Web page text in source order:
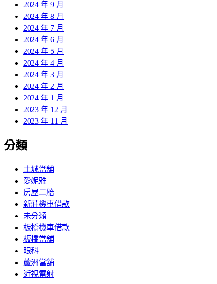
2024 年 9 月
2024 年 8 月
2024 年 7 月
2024 年 6 月
2024 年 5 月
2024 年 4 月
2024 年 3 月
2024 年 2 月
2024 年 1 月
2023 年 12 月
2023 年 11 月
分類
土城當舖
愛妮雅
房屋二胎
新莊機車借款
未分類
板橋機車借款
板橋當舖
眼科
蘆洲當舖
近視雷射